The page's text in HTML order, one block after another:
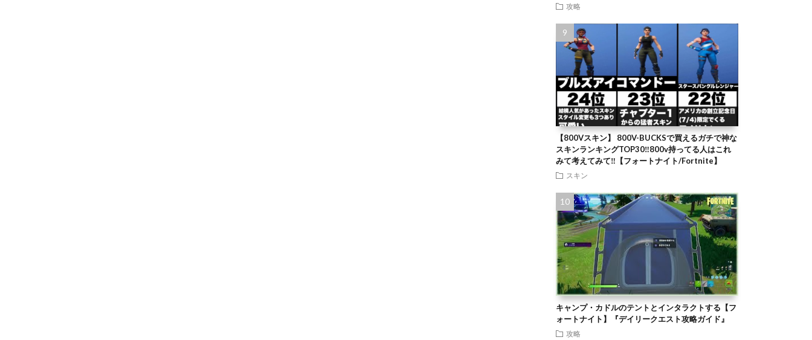
攻略
【800Vスキン】 800V-BUCKSで買えるガチで神な
スキンランキングTOP30‼️800v持ってる人はこれ
みて考えてみて‼️【フォートナイト/Fortnite】
スキン
キャンプ・カドルのテントとインタラクトする【フ
ォートナイト】『デイリークエスト攻略ガイド』
攻略